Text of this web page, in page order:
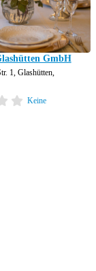
GmbH
1,Glashütten,
Keine